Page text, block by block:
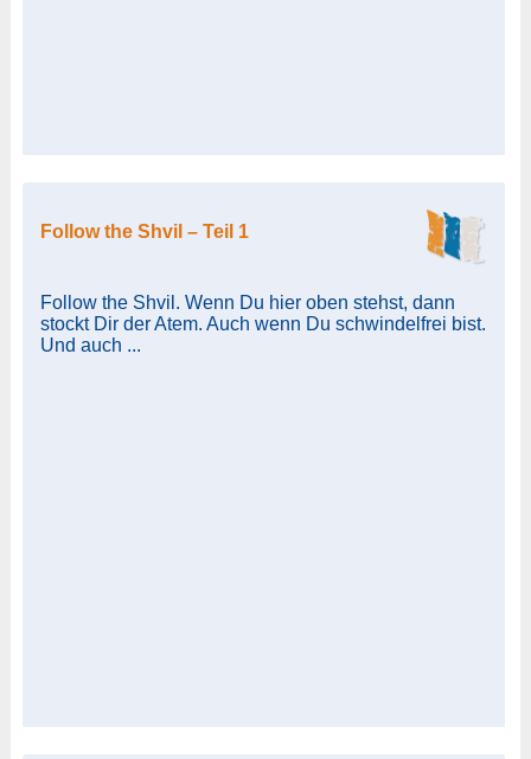
Follow the Shvil – Teil 1
Follow the Shvil. Wenn Du hier oben stehst, dann
stockt Dir der Atem. Auch wenn Du schwindelfrei bist.
Und auch ...